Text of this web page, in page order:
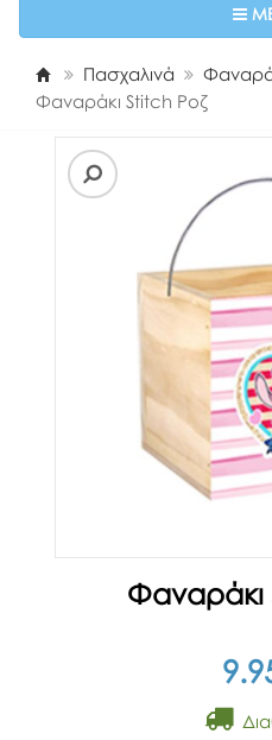
Πασχαλινά
Φαναράκι Stitch Ροζ
Φαναράκι